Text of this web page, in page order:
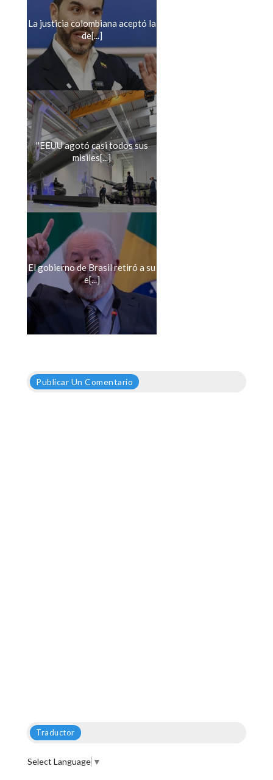
La justicia colombiana aceptó la
de[...]
''EEUU agotó casi todos sus
misiles[...]
El gobierno de Brasil retiró a su
e[...]
Publicar Un Comentario
Traductor
Select Language ▼